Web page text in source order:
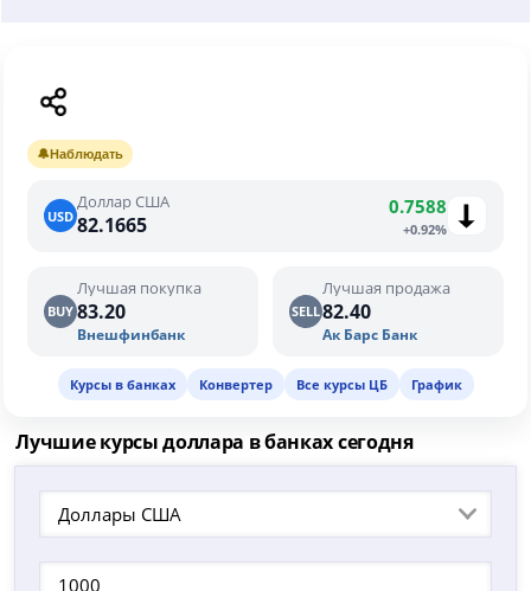
🔔Наблюдать
USD
Доллар США
82.1665
0.7588
+0.92%
BUY
Лучшая покупка
83.20
Внешфинбанк
SELL
Лучшая продажа
82.40
Ак Барс Банк
Курсы в банках Конвертер Все курсы ЦБ График
Лучшие курсы доллара в банках сегодня
Доллары США